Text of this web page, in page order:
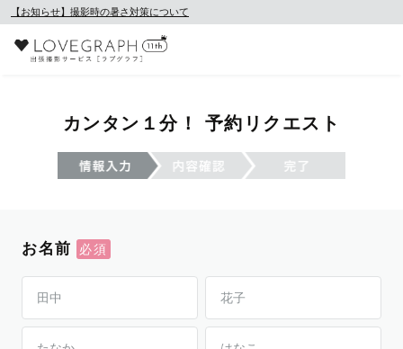
【お知らせ】撮影時の暑さ対策について
カンタン１分！ 予約リクエスト
お名前